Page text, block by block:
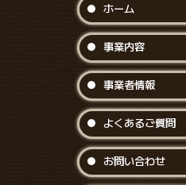
ホーム
事業内容
事業者情報
よくあるご質問
お問い合わせ